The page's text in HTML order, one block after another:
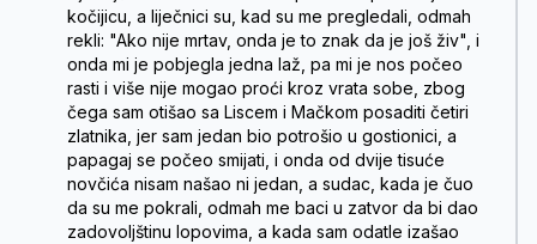
kočijicu, a liječnici su, kad su me pregledali, odmah
rekli: "Ako nije mrtav, onda je to znak da je još živ", i
onda mi je pobjegla jedna laž, pa mi je nos počeo
rasti i više nije mogao proći kroz vrata sobe, zbog
čega sam otišao sa Liscem i Mačkom posaditi četiri
zlatnika, jer sam jedan bio potrošio u gostionici, a
papagaj se počeo smijati, i onda od dvije tisuće
novčića nisam našao ni jedan, a sudac, kada je čuo
da su me pokrali, odmah me baci u zatvor da bi dao
zadovoljštinu lopovima, a kada sam odatle izašao